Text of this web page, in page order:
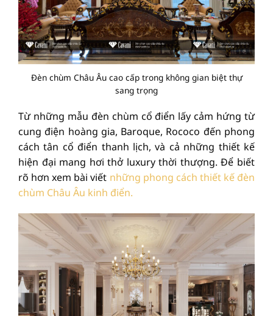
Đèn chùm Châu Âu cao cấp trong không gian biệt thự
sang trọng
Từ những mẫu đèn chùm cổ điển lấy cảm hứng từ
cung điện hoàng gia, Baroque, Rococo đến phong
cách tân cổ điển thanh lịch, và cả những thiết kế
hiện đại mang hơi thở luxury thời thượng. Để biết
rõ hơn xem bài viết những phong cách thiết kế đèn
chùm Châu Âu kinh điển.